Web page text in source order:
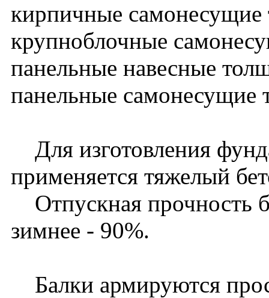
кирпичные
крупноблочные
панельные навесные
панельные
Для изготовления
применяется тяжелый
Отпускная прочность
зимнее - 90%.
Балки армируются